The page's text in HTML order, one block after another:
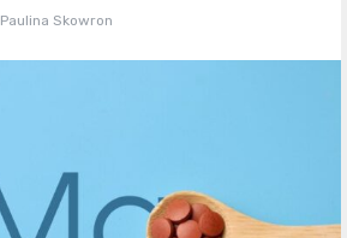
Paulina Skowron